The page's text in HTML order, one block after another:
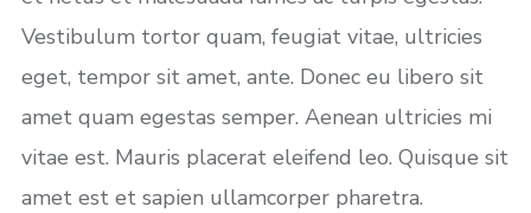
Vestibulum tortor quam, feugiat vitae, ultricies
eget, tempor sit amet, ante. Donec eu libero sit
amet quam egestas semper. Aenean ultricies mi
vitae est. Mauris placerat eleifend leo. Quisque sit
amet est et sapien ullamcorper pharetra.